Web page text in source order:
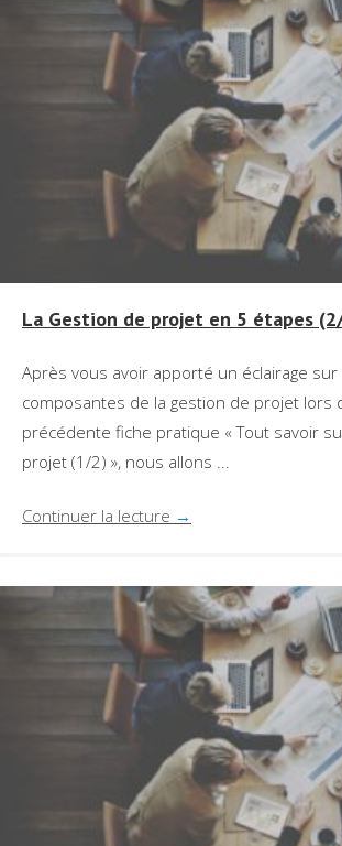
La Gestion de projet en 5 étapes
Après vous avoir apporté un éclairage sur
composantes de la gestion de projet lors
précédente fiche pratique « Tout savoir
projet (1/2) », nous allons ...
Continuer la lecture →